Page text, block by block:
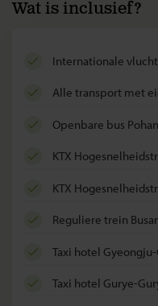
Wat is inclusief?
internationale
alle transport met
openbare bus
KTX
KTX
reguliere trein
taxi hotel
taxi hotel Gurye-